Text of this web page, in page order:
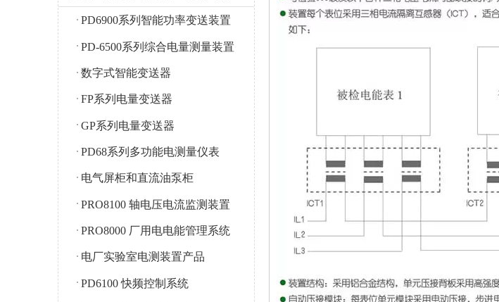
PD6900系列智能功率变送装置
PD-6500系列综合电量测量装置
数字式智能变送器
FP系列电量变送器
GP系列电量变送器
PD68系列多功能电测量仪表
电气屏柜和直流油泵柜
PRO8100 轴电压电流监测装置
PRO8000 厂用电电能管理系统
电厂实验室电测装置产品
PD6100 快频控制系统